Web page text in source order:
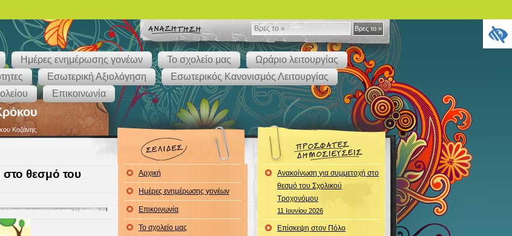
Βρες
το
»
Βρες το »
Ημέρες ενημέρωσης γονέων Το σχολείο μας
Ωράριο λειτουργίας
Εσωτερική Αξιολόγηση
Εσωτερικός Κανονισμός Λειτουργίας
Επικοινωνία
Κοζάνης
θεσμό του
Αρχική
Ημέρες ενημέρωσης γονέων
Επικοινωνία
Το σχολείο μας
Ανακοίνωση για συμμετοχή στο
θεσμό του Σχολικού
Τροχονόμου
11 Ιουνίου 2026
Επίσκεψη στον Πόλο